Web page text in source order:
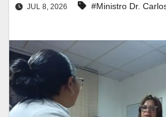
JUL 8, 2026 #Ministro Dr.